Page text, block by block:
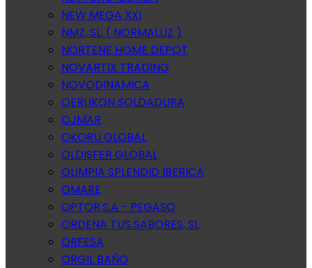
NEW MEGA XXI
NMZ, SL. ( NORMALUZ )
NORTENE HOME DEPOT
NOVARTIX TRADING
NOVODINAMICA
OERLIKON SOLDADURA
OJMAR
OKORU GLOBAL
OLDISFER GLOBAL
OLIMPIA SPLENDID IBERICA
OMARE
OPTOR.S.A - PEGASO
ORDENA TUS SABORES, SL
ORFESA
ORGIL BAÑO